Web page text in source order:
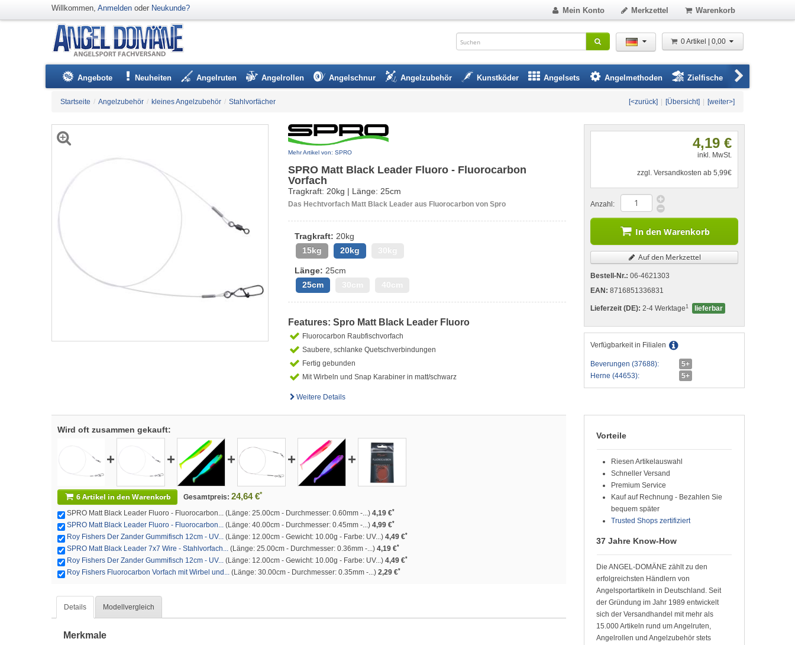
Willkommen, Anmelden oder Neukunde? Mein Konto Merkzettel Warenkorb
0 Artikel | 0,00
Angebote Neuheiten Angelruten Angelrollen Angelschnur Angelzubehör Kunstköder Angelsets Angelmethoden Zielfische
Startseite / Angelzubehör / kleines Angelzubehör / Stahlvorfächer [<zurück] [Übersicht] [weiter>]
Mehr Artikel von: SPRO
SPRO Matt Black Leader Fluoro - Fluorocarbon
Vorfach
Tragkraft: 20kg | Länge: 25cm
Das Hechtvorfach Matt Black Leader aus Fluorocarbon von Spro
Tragkraft: 20kg
15kg 20kg 30kg
Länge: 25cm
25cm 30cm 40cm
Features: Spro Matt Black Leader Fluoro
Fluorocarbon Raubfischvorfach
Saubere, schlanke Quetschverbindungen
Fertig gebunden
Mit Wirbeln und Snap Karabiner in matt/schwarz
Weitere Details
4,19 €
inkl. MwSt.
zzgl. Versandkosten ab 5,99€
Anzahl:
In den Warenkorb
Auf den Merkzettel
Bestell-Nr.: 06-4621303
EAN: 8716851336831
Lieferzeit (DE): 2-4 Werktage 1 lieferbar
Verfügbarkeit in Filialen
Beverungen (37688):
5+
Herne (44653):
5+
Wird oft zusammen gekauft:
+ + + + +
6 Artikel in den Warenkorb Gesamtpreis: 24,64 €*
SPRO Matt Black Leader Fluoro - Fluorocarbon... (Länge: 25.00cm - Durchmesser: 0.60mm -...) 4,19 €*
SPRO Matt Black Leader Fluoro - Fluorocarbon... (Länge: 40.00cm - Durchmesser: 0.45mm -...) 4,99 €*
Roy Fishers Der Zander Gummifisch 12cm - UV... (Länge: 12.00cm - Gewicht: 10.00g - Farbe: UV...) 4,49 €*
SPRO Matt Black Leader 7x7 Wire - Stahlvorfach... (Länge: 25.00cm - Durchmesser: 0.36mm -...) 4,19 €*
Roy Fishers Der Zander Gummifisch 12cm - UV... (Länge: 12.00cm - Gewicht: 10.00g - Farbe: UV...) 4,49 €*
Roy Fishers Fluorocarbon Vorfach mit Wirbel und... (Länge: 30.00cm - Durchmesser: 0.35mm -...) 2,29 €*
Details Modellvergleich
Merkmale
Vorteile
Riesen Artikelauswahl
Schneller Versand
Premium Service
Kauf auf Rechnung - Bezahlen Sie
bequem später
Trusted Shops zertifiziert
37 Jahre Know-How
Die ANGEL-DOMÄNE zählt zu den
erfolgreichsten Händlern von
Angelsportartikeln in Deutschland. Seit
der Gründung im Jahr 1989 entwickelt
sich der Versandhandel mit mehr als
15.000 Artikeln rund um Angelruten,
Angelrollen und Angelzubehör stets